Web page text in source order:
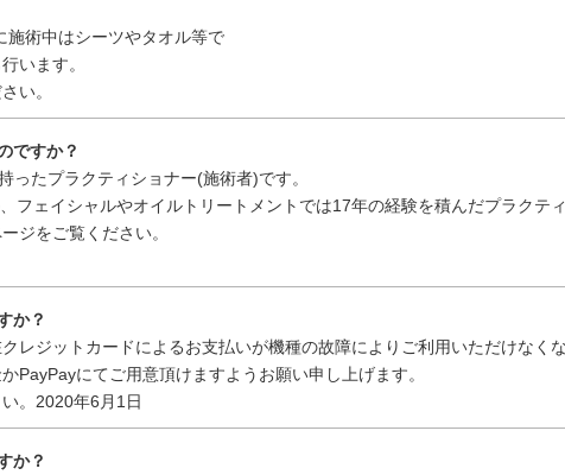
術中はシーツやタオル等で
います。
い。
ですか？
たプラクティショナー(施術者)です。
ェイシャルやオイルトリートメントでは17年の経験を積んだプラクティ
ジをご覧ください。
か？
レジットカードによるお支払いが機種の故障によりご利用いただけなくな
PayPayにてご用意頂けますようお願い申し上げます。
。2020年6月1日
か？